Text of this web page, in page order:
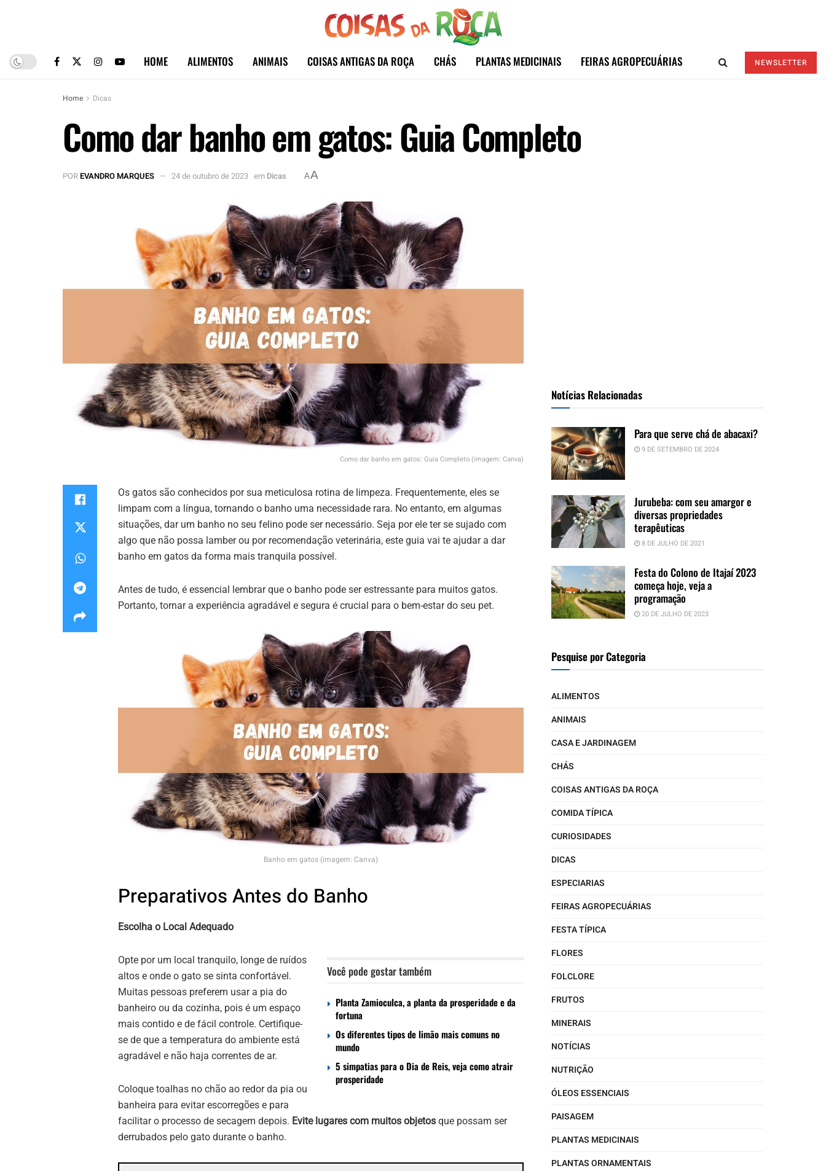
HOME ALIMENTOS ANIMAIS COISAS ANTIGAS DA ROÇA CHÁS PLANTAS MEDICINAIS FEIRAS AGROPECUÁRIAS NEWSLETTER
Home Dicas
Como dar banho em gatos: Guia Completo
POREVANDRO MARQUES 24 de outubro de 2023 em Dicas AA
Como dar banho em gatos: Guia Completo (imagem: Canva)
Os gatos são conhecidos por sua meticulosa rotina de limpeza. Frequentemente, eles se
limpam com a língua, tornando o banho uma necessidade rara. No entanto, em algumas
situações, dar um banho no seu felino pode ser necessário. Seja por ele ter se sujado com
algo que não possa lamber ou por recomendação veterinária, este guia vai te ajudar a dar
banho em gatos da forma mais tranquila possível.
Antes de tudo, é essencial lembrar que o banho pode ser estressante para muitos gatos.
Portanto, tornar a experiência agradável e segura é crucial para o bem-estar do seu pet.
Banho em gatos (imagem: Canva)
Preparativos Antes do Banho
Escolha o Local Adequado
Você pode gostar também
Planta Zamioculca, a planta da prosperidade e da
fortuna
Os diferentes tipos de limão mais comuns no
mundo
5 simpatias para o Dia de Reis, veja como atrair
prosperidade
Opte por um local tranquilo, longe de ruídos
altos e onde o gato se sinta confortável.
Muitas pessoas preferem usar a pia do
banheiro ou da cozinha, pois é um espaço
mais contido e de fácil controle. Certifique-
se de que a temperatura do ambiente está
agradável e não haja correntes de ar.
Coloque toalhas no chão ao redor da pia ou
banheira para evitar escorregões e para
facilitar o processo de secagem depois. Evite lugares com muitos objetos que possam ser
derrubados pelo gato durante o banho.
Notícias Relacionadas
Para que serve chá de abacaxi?
9 DE SETEMBRO DE 2024
Jurubeba: com seu amargor e
diversas propriedades
terapêuticas
8 DE JULHO DE 2021
Festa do Colono de Itajaí 2023
começa hoje, veja a
programação
20 DE JULHO DE 2023
Pesquise por Categoria
ALIMENTOS
ANIMAIS
CASA E JARDINAGEM
CHÁS
COISAS ANTIGAS DA ROÇA
COMIDA TÍPICA
CURIOSIDADES
DICAS
ESPECIARIAS
FEIRAS AGROPECUÁRIAS
FESTA TÍPICA
FLORES
FOLCLORE
FRUTOS
MINERAIS
NOTÍCIAS
NUTRIÇÃO
ÓLEOS ESSENCIAIS
PAISAGEM
PLANTAS MEDICINAIS
PLANTAS ORNAMENTAIS